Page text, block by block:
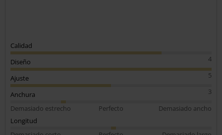
Calidad
4
Diseño
5
Ajuste
3
Anchura
Demasiado estrecho
Perfecto
Demasiado ancho
Longitud